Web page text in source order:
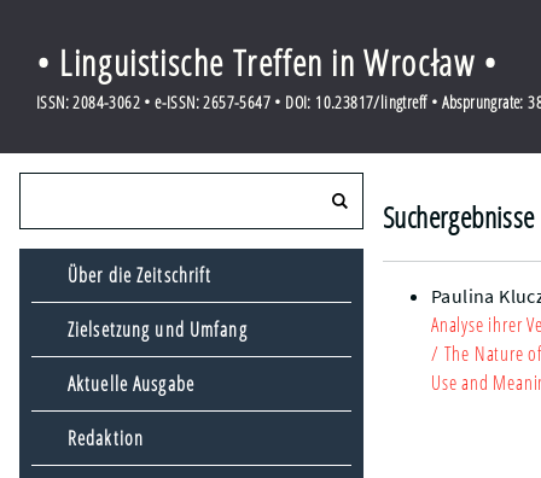
• Linguistische Treffen in Wrocław •
ISSN: 2084-3062 • e-ISSN: 2657-5647 • DOI: 10.23817/lingtreff • Absprungrate:
Über die Zeitschrift
Zielsetzung und Umfang
Aktuelle Ausgabe
Redaktion
Paulina
Analyse ihrer
/ The Nature
Use and